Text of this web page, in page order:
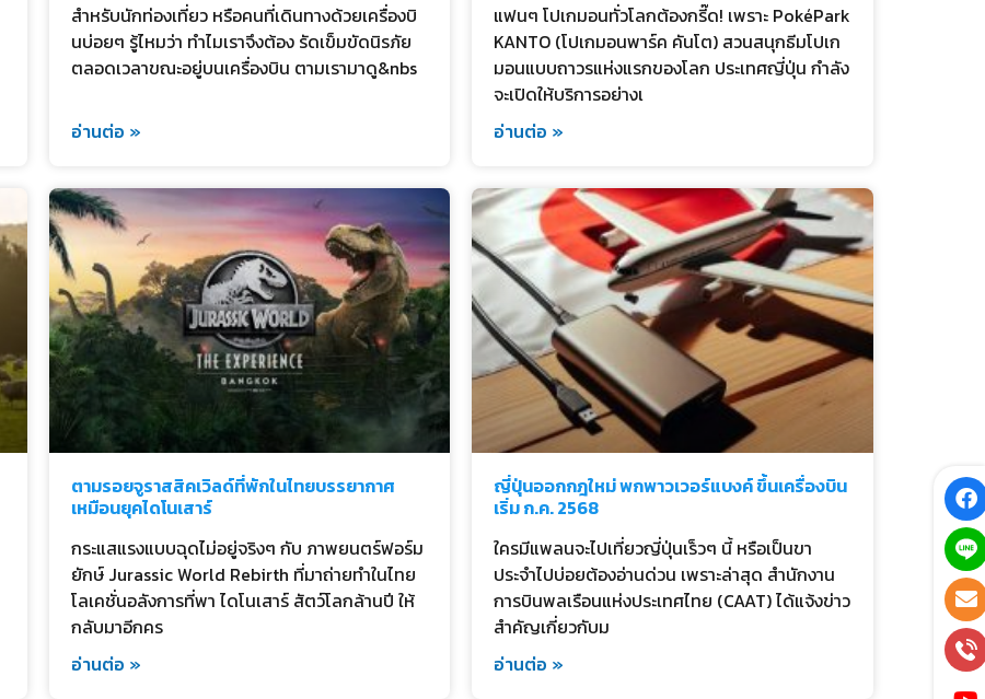
สำหรับนักท่องเที่ยว หรือคนที่เดินทางด้วยเครื่องบิ
นบ่อยๆ รู้ไหมว่า ทำไมเราจึงต้อง รัดเข็มขัดนิรภัย
ตลอดเวลาขณะอยู่บนเครื่องบิน ตามเรามาดู&nbs
อ่านต่อ »
แฟนๆ โปเกมอนทั่วโลกต้องกรี๊ด! เพราะ PokéPark
KANTO (โปเกมอนพาร์ค คันโต) สวนสนุกธีมโปเก
มอนแบบถาวรแห่งแรกของโลก ประเทศญี่ปุ่น กำลัง
จะเปิดให้บริการอย่างเ
อ่านต่อ »
ตามรอยจูราสสิคเวิลด์ที่พักในไทยบรรยากาศ
เหมือนยุคไดโนเสาร์
กระแสแรงแบบฉุดไม่อยู่จริงๆ กับ ภาพยนตร์ฟอร์ม
ยักษ์ Jurassic World Rebirth ที่มาถ่ายทำในไทย
โลเคชั่นอลังการที่พา ไดโนเสาร์ สัตว์โลกล้านปี ให้
กลับมาอีกคร
อ่านต่อ »
ญี่ปุ่นออกกฎใหม่ พกพาวเวอร์แบงค์ ขึ้นเครื่องบิน
เริ่ม ก.ค. 2568
ใครมีแพลนจะไปเที่ยวญี่ปุ่นเร็วๆ นี้ หรือเป็นขา
ประจำไปบ่อยต้องอ่านด่วน เพราะล่าสุด สำนักงาน
การบินพลเรือนแห่งประเทศไทย (CAAT) ได้แจ้งข่าว
สำคัญเกี่ยวกับม
อ่านต่อ »